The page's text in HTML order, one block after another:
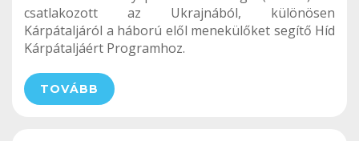
csatlakozott az Ukrajnából, különösen
Kárpátaljáról a háború elől menekülőket segítő Híd
Kárpátaljáért Programhoz.
TOVÁBB